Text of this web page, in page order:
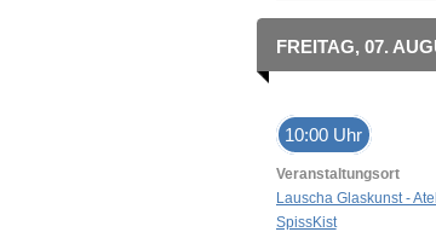
FREITAG, 07.
10:00 Uhr
Veranstaltungsort
Lauscha Glaskunst -
SpissKist